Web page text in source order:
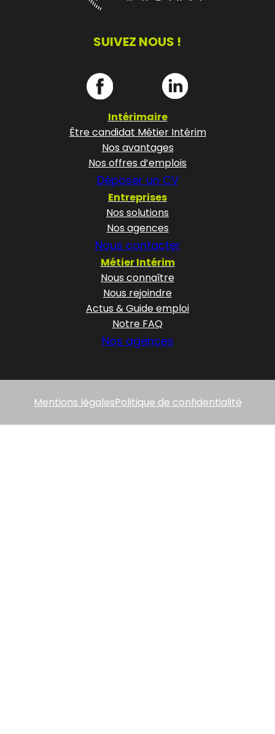
SUIVEZ NOUS !
Intérimaire
Être candidat Métier Intérim
Nos avantages
Nos offres d’emplois
Déposer un CV
Entreprises
Nos solutions
Nos agences
Nous contacter
Métier Intérim
Nous connaître
Nous rejoindre
Actus & Guide emploi
Notre FAQ
Nos agences
Mentions légalesPolitique de confidentialité